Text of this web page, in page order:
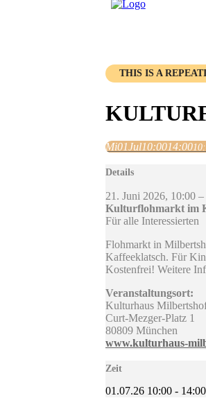
THIS IS A
Mi01Jul10:0014:00
Details
21. Juni 2026, 10:00
Kulturflohmarkt im
Für alle Interessierten
Flohmarkt in
Kaffeeklatsch. Für
Kostenfrei! Weitere
Veranstaltungsort:
Kulturhaus
Curt-Mezger-Platz 1
80809 München
www.kulturhaus-
Zeit
01.07.26 10:00 - 14:00